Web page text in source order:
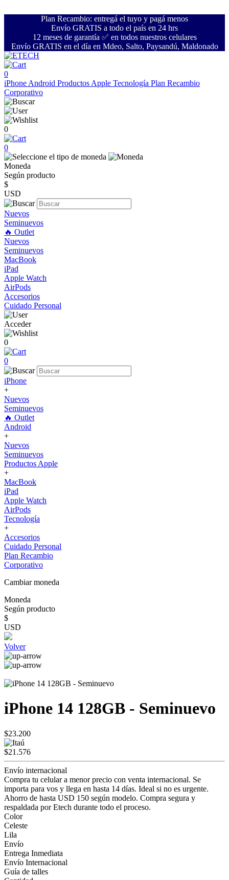
Plan Recambio: entregá el tuyo y pagá menos
Envío GRATIS a todo el país en 24 hrs
12 meses de garantía ✅ en todos nuestros celulares
Envío GRATIS en el día en Mdeo, Salto, Paysandú, Maldonado
0
iPhone Android Productos Apple Tecnología Plan Recambio
Corporativo
0
0
Moneda
Según producto
$
USD
Nuevos
Seminuevos
🔥 Outlet
Nuevos
Seminuevos
MacBook
iPad
Apple Watch
AirPods
Accesorios
Cuidado Personal
Acceder
0
0
iPhone
+
Nuevos
Seminuevos
🔥 Outlet
Android
+
Nuevos
Seminuevos
Productos Apple
+
MacBook
iPad
Apple Watch
AirPods
Tecnología
+
Accesorios
Cuidado Personal
Plan Recambio
Corporativo
Cambiar moneda
Moneda
Según producto
$
USD
Volver
iPhone 14 128GB - Seminuevo
$23.200
$21.576
Envío internacional
Compra tu celular a menor precio con venta internacional. Se
importa para vos y llega en hasta 14 días. Ideal si no es urgente.
Ahorro de hasta USD 150 según modelo. Compra segura y
respaldada por Etech durante todo el proceso.
Color
Celeste
Lila
Envío
Entrega Inmediata
Envío Internacional
Guía de talles